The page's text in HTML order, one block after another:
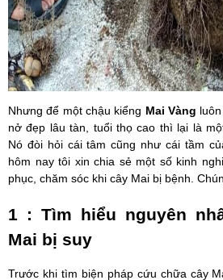
Nhưng để một chậu kiểng Mai Vàng
nở đẹp lâu tàn, tuổi thọ cao thì lại là
Nó đòi hỏi cái tâm cũng như cái tầm
hôm nay tôi xin chia sẻ một số kinh
phục, chăm sóc khi cây Mai bị bệnh.
1 : Tìm hiểu nguyên
Mai bị suy
Trước khi tìm biện pháp cứu chữa cây